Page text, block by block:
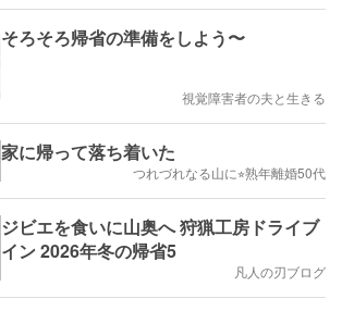
そろそろ帰省の準備をしよう〜
視覚障害者の夫と生きる
家に帰って落ち着いた
つれづれなる山に⭐︎熟年離婚50代
ジビエを食いに山奥へ 狩猟工房ドライブ
イン 2026年冬の帰省5
凡人の刃ブログ